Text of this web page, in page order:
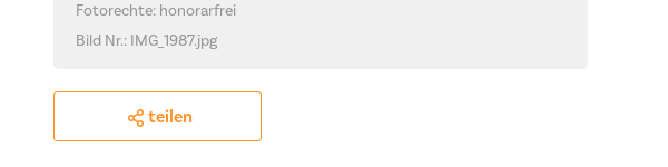
Fotorechte: honorarfrei
Bild Nr.: IMG_1987.jpg
teilen